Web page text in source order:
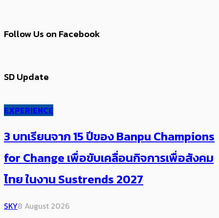
Follow Us on Facebook
SD Update
EXPERIENCE
3 บทเรียนจาก 15 ปีของ Banpu Champions
for Change เพื่อขับเคลื่อนกิจการเพื่อสังคม
ไทย ในงาน Sustrends 2027
SKY8 August 2026